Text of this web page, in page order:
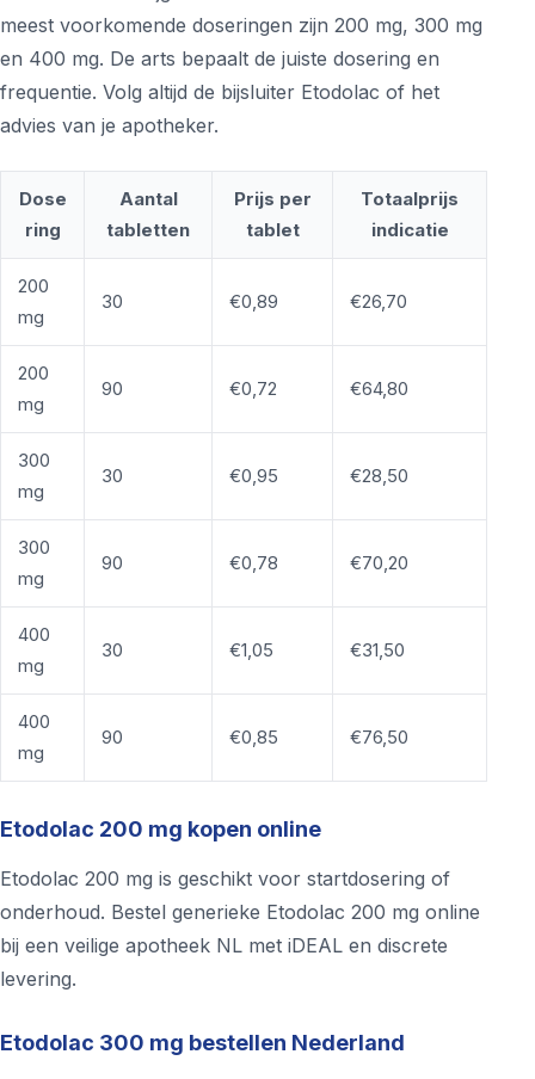
meest voorkomende doseringen zijn 200 mg, 300 mg
en 400 mg. De arts bepaalt de juiste dosering en
frequentie. Volg altijd de bijsluiter Etodolac of het
advies van je apotheker.
Dose
ring
Aantal
tabletten
Prijs per
tablet
Totaalprijs
indicatie
200
mg
30 €0,89 €26,70
200
mg
90 €0,72 €64,80
300
mg
30 €0,95 €28,50
300
mg
90 €0,78 €70,20
400
mg
30 €1,05 €31,50
400
mg
90 €0,85 €76,50
Etodolac 200 mg kopen online
Etodolac 200 mg is geschikt voor startdosering of
onderhoud. Bestel generieke Etodolac 200 mg online
bij een veilige apotheek NL met iDEAL en discrete
levering.
Etodolac 300 mg bestellen Nederland